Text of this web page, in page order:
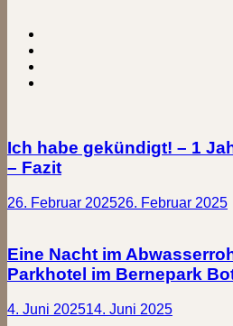
Ich habe gekündigt! – 1
– Fazit
26. Februar 202526. Februar 2025
Eine Nacht im
Parkhotel im Bernepark
4. Juni 202514. Juni 2025